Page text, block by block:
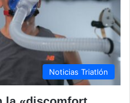
Noticias Triatlón